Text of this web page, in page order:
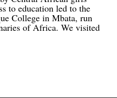
to education led to the
College in Mbata, run
of Africa. We visited